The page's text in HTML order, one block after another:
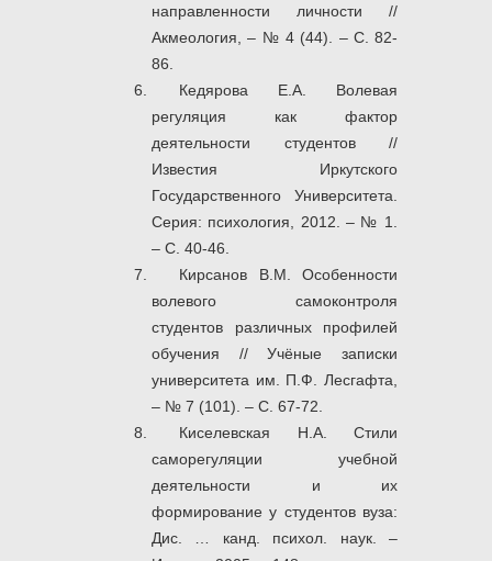
направленности личности //
Акмеология, – № 4 (44). – С. 82-
86.
Кедярова Е.А. Волевая
регуляция как фактор
деятельности студентов //
Известия Иркутского
Государственного Университета.
Серия: психология, 2012. – № 1.
– С. 40-46.
Кирсанов В.М. Особенности
волевого самоконтроля
студентов различных профилей
обучения // Учёные записки
университета им. П.Ф. Лесгафта,
– № 7 (101). – С. 67-72.
Киселевская Н.А. Стили
саморегуляции учебной
деятельности и их
формирование у студентов вуза:
Дис. … канд. психол. наук. –